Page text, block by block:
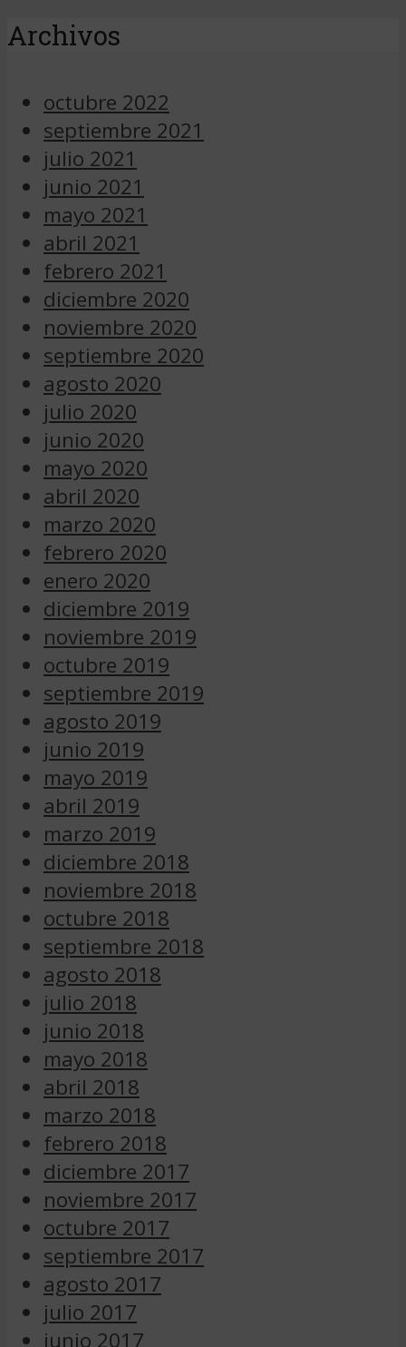
Archivos
octubre 2022
septiembre 2021
julio 2021
junio 2021
mayo 2021
abril 2021
febrero 2021
diciembre 2020
noviembre 2020
septiembre 2020
agosto 2020
julio 2020
junio 2020
mayo 2020
abril 2020
marzo 2020
febrero 2020
enero 2020
diciembre 2019
noviembre 2019
octubre 2019
septiembre 2019
agosto 2019
junio 2019
mayo 2019
abril 2019
marzo 2019
diciembre 2018
noviembre 2018
octubre 2018
septiembre 2018
agosto 2018
julio 2018
junio 2018
mayo 2018
abril 2018
marzo 2018
febrero 2018
diciembre 2017
noviembre 2017
octubre 2017
septiembre 2017
agosto 2017
julio 2017
junio 2017